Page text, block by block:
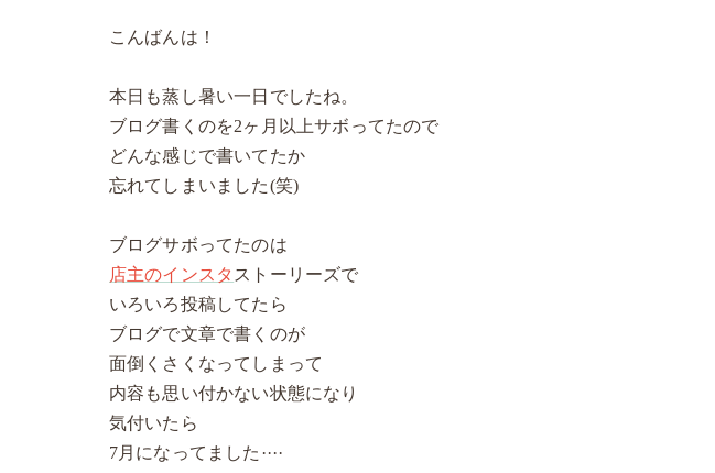
こんばんは！
本日も蒸し暑い一日でしたね。
ブログ書くのを2ヶ月以上サボってたので
どんな感じで書いてたか
忘れてしまいました(笑)
ブログサボってたのは
店主のインスタ ストーリーズで
いろいろ投稿してたら
ブログで文章で書くのが
面倒くさくなってしまって
内容も思い付かない状態になり
気付いたら
7月になってました····